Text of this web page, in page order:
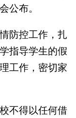
公布。
防控工作，扎
指导学生的假
工作，密切家
不得以任何借